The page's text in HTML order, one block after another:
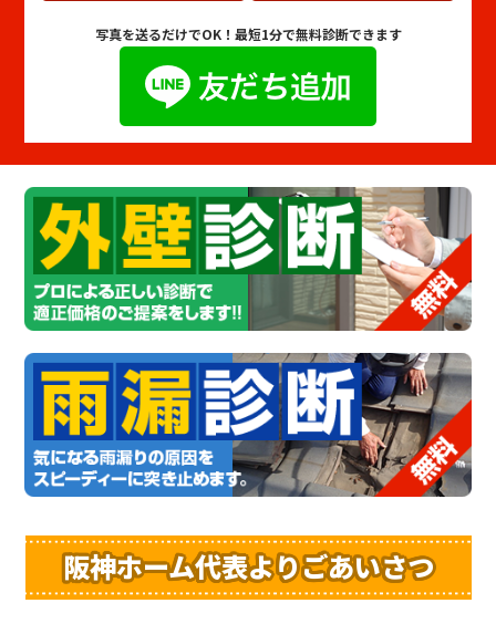
写真を送るだけでOK！ 最短1分で無料診断できます
阪神ホーム代表よりごあいさつ